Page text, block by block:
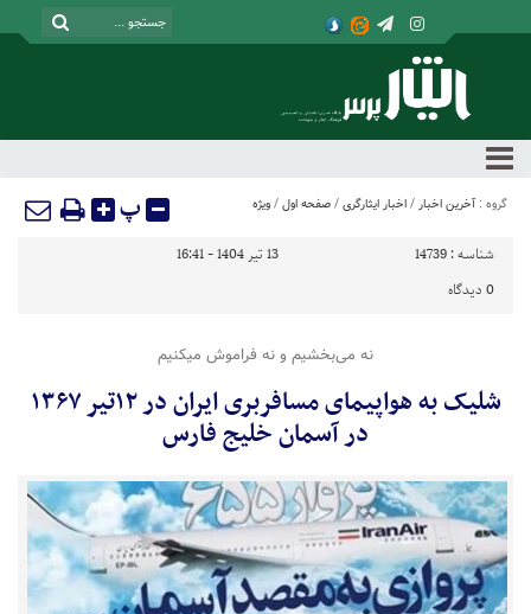
گروه : آخرین اخبار / اخبار ایثارگری / صفحه اول / ویژه پ
شناسه : 14739
13 تیر 1404 - 16:41
0 دیدگاه
نه می‌بخشیم و نه فراموش میکنیم
شلیک به هواپیمای مسافربری ایران در ۱۲تیر ۱۳۶۷
در آسمان خلیج فارس